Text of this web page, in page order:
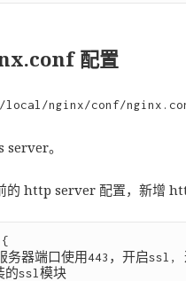
配置
local/nginx/conf/
。
的 http server 配置，新增
{
的ssl模块